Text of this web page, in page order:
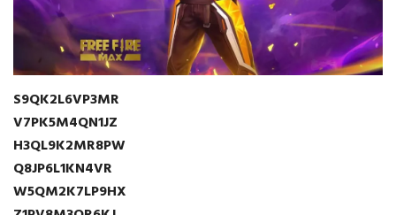
S9QK2L6VP3MR
V7PK5M4QN1JZ
H3QL9K2MR8PW
Q8JP6L1KN4VR
W5QM2K7LP9HX